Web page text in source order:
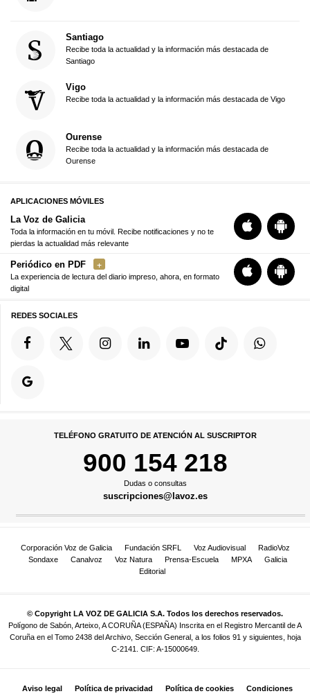
Santiago
Recibe toda la actualidad y la información más destacada de
Santiago
Vigo
Recibe toda la actualidad y la información más destacada de Vigo
Ourense
Recibe toda la actualidad y la información más destacada de
Ourense
APLICACIONES MÓVILES
La Voz de Galicia
Toda la información en tu móvil. Recibe notificaciones y no te
pierdas la actualidad más relevante
Periódico en PDF
La experiencia de lectura del diario impreso, ahora, en formato
digital
REDES SOCIALES
TELÉFONO GRATUITO DE ATENCIÓN AL SUSCRIPTOR
900 154 218
Dudas o consultas
suscripciones@lavoz.es
Corporación Voz de Galicia Fundación SRFL Voz Audiovisual
RadioVoz
Sondaxe
Canalvoz Voz Natura Prensa-Escuela MPXA
Galicia
Editorial
© Copyright LA VOZ DE GALICIA S.A. Todos los derechos reservados.
Polígono de Sabón, Arteixo, A CORUÑA (ESPAÑA) Inscrita en el Registro Mercantil de A
Coruña en el Tomo 2438 del Archivo, Sección General, a los folios 91 y siguientes, hoja
C-2141. CIF: A-15000649.
Aviso legal Política de privacidad Política de cookies Condiciones